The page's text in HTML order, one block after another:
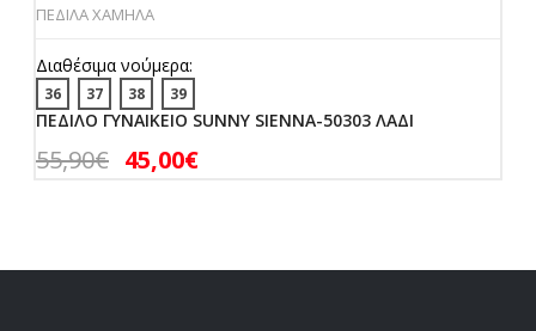
ΠΕΔΙΛΑ ΧΑΜΗΛΑ
Διαθέσιμα νούμερα:
36 37 38 39
ΠΕΔΙΛΟ ΓΥΝΑΙΚΕΙΟ SUNNY SIENNA-50303 ΛΑΔΙ
55,90€ 45,00€